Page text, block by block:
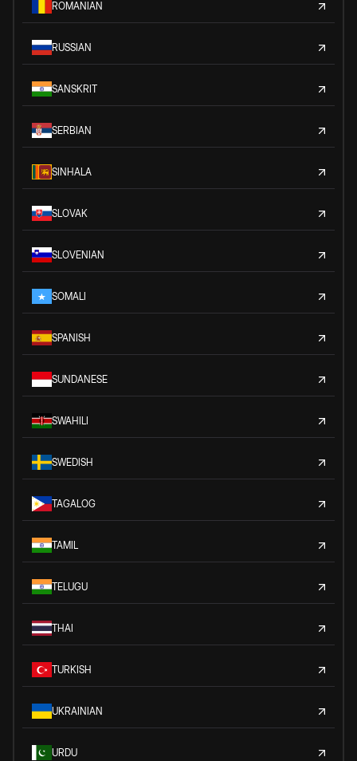
ROMANIAN
RUSSIAN
SANSKRIT
SERBIAN
SINHALA
SLOVAK
SLOVENIAN
SOMALI
SPANISH
SUNDANESE
SWAHILI
SWEDISH
TAGALOG
TAMIL
TELUGU
THAI
TURKISH
UKRAINIAN
URDU